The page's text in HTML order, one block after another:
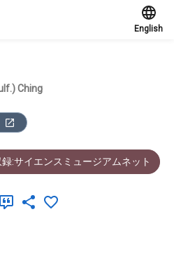
English
Ching
録:サイエンスミュージアムネット